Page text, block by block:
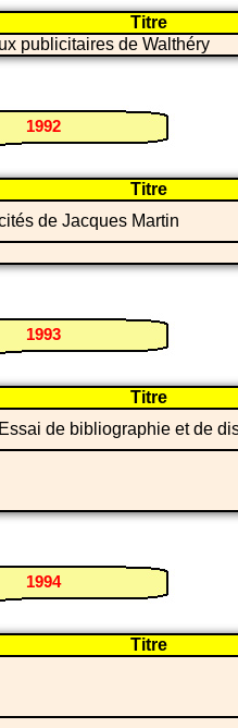
Titre
publicitaires de Walthéry
1992
Titre
de Jacques Martin
1993
Titre
de bibliographie et de
1994
Titre